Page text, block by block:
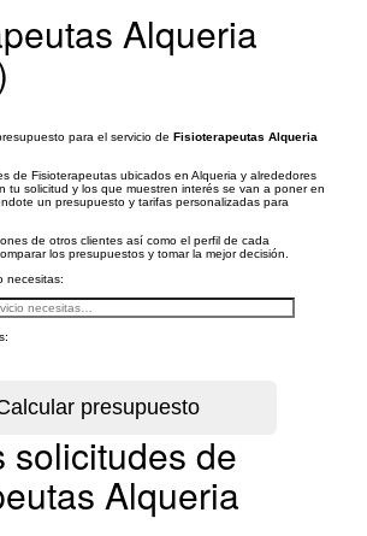
Alqueria
para el servicio de Fisioterapeutas Alqueria
de Fisioterapeutas ubicados en Alqueria y alrededores
tu solicitud y los que muestren interés se van a poner en
un presupuesto y tarifas personalizadas para
de otros clientes así como el perfil de cada
los presupuestos y tomar la mejor decisión.
necesitas:
solicitudes de
Alqueria